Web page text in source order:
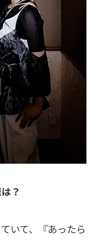
？
いて、『あったら